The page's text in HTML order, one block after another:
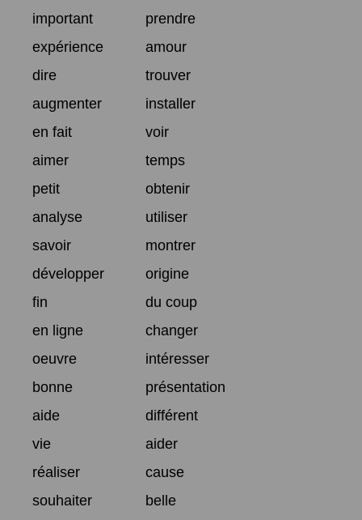
important
prendre
expérience
amour
dire
trouver
augmenter
installer
en fait
voir
aimer
temps
petit
obtenir
analyse
utiliser
savoir
montrer
développer
origine
fin
du coup
en ligne
changer
oeuvre
intéresser
bonne
présentation
aide
différent
vie
aider
réaliser
cause
souhaiter
belle